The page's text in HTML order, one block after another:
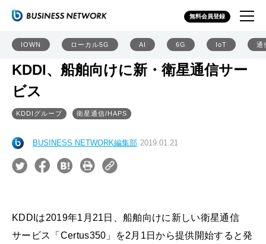
無料会員登録
IOWN ローカル5G AI 6G IoT 通
KDDI、船舶向けに新・衛星通信サー
ビス
KDDIグループ 衛星通信/HAPS
BUSINESS NETWORK編集部 2019.01.21
KDDIは2019年1月21日、船舶向けに新しい衛星通信
サービス「Certus350」を2月1日から提供開始すると発